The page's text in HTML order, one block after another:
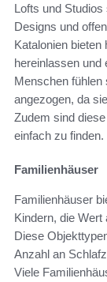
Lofts und
Designs und
Katalonien bieten
hereinlassen und
Menschen fühlen
angezogen, da
Zudem sind
einfach zu finden.
Familienhäuser
Familienhäuser
Kindern, die
Diese
Anzahl an
Viele